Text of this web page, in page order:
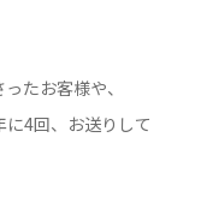
たお客様や、
4回、お送りして